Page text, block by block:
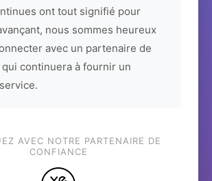
ont tout signifié pour
nous sommes heureux
avec un partenaire de
continuera à fournir un
AVEC NOTRE PARTENAIRE DE
CONFIANCE